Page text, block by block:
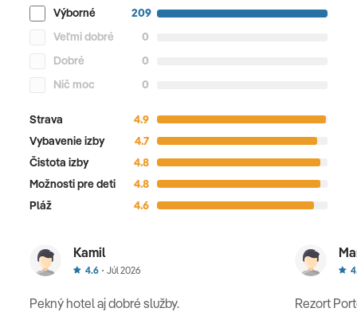
Výborné
209
Veľmi dobré
0
Dobré
0
Nič moc
0
Strava
4.9
Vybavenie izby
4.7
Čistota izby
4.8
Možnosti pre deti
4.8
Pláž
4.6
Kamil
4.6 Júl 2026
Pekný hotel aj dobré služby.
Rezort